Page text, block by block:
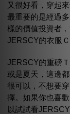
又很好看，穿起
最重要的是經過
樣的價值投資者
JERSCY的衣服
JERSCY的重磅
或是夏天，這邊
很可以，不想要
擇。如果你也喜
以試試看